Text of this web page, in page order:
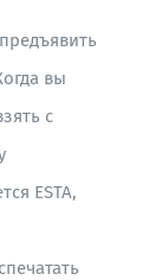
вы
с
ESTA,